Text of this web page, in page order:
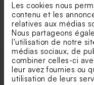
Les cookies nous
contenu et les
relatives aux médias
Nous partageons
l'utilisation de notre
médias sociaux, de
combiner celles-ci
leur avez fournies ou
utilisation de leurs
Enveloppes